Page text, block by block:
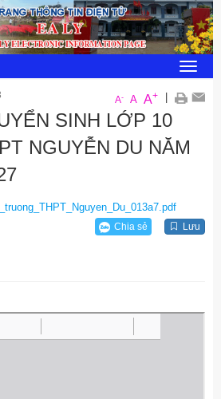
Toggle
A- A A+
SINH LỚP 10
NGUYỄN DU NĂM
Chia sẻ Lưu